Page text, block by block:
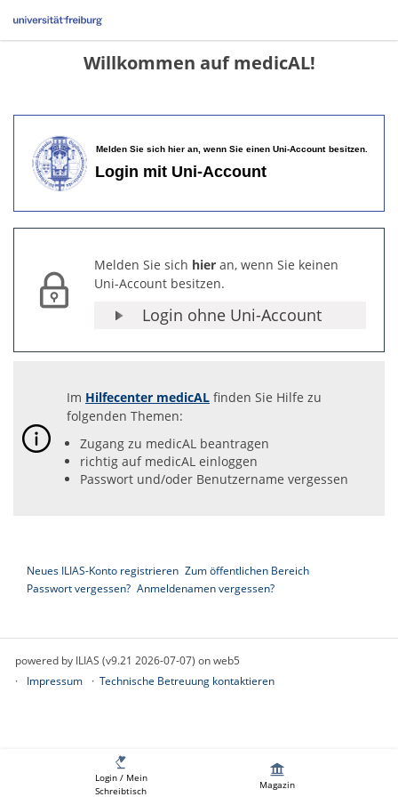
Login / Mein
Schreibtisch
Magazin
Willkommen auf medicAL!
Melden Sie sich hier an, wenn Sie keinen
Uni-Account besitzen.
Login ohne Uni-Account
Im Hilfecenter medicAL finden Sie Hilfe zu
folgenden Themen:
Zugang zu medicAL beantragen
richtig auf medicAL einloggen
Passwort und/oder Benutzername vergessen
Neues ILIAS-Konto registrieren Zum öffentlichen Bereich
Passwort vergessen? Anmeldenamen vergessen?
powered by ILIAS (v9.21 2026-07-07) on web5
Impressum
Technische Betreuung kontaktieren